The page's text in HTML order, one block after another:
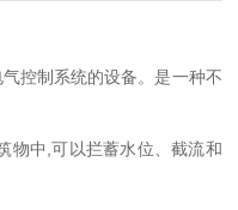
控制系统的设备。是一种不
物中 ,可以拦蓄水位、截流和